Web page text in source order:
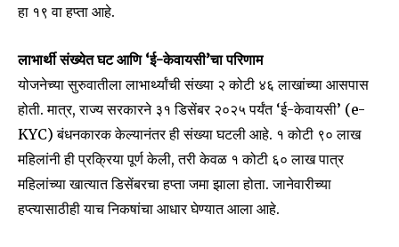
हा १९ वा हप्ता आहे.
लाभार्थी संख्येत घट आणि ‘ई-केवायसी’चा परिणाम
योजनेच्या सुरुवातीला लाभार्थ्यांची संख्या २ कोटी ४६ लाखांच्या आसपास
होती. मात्र, राज्य सरकारने ३१ डिसेंबर २०२५ पर्यंत ‘ई-केवायसी’ (e-
KYC) बंधनकारक केल्यानंतर ही संख्या घटली आहे. १ कोटी ९० लाख
महिलांनी ही प्रक्रिया पूर्ण केली, तरी केवळ १ कोटी ६० लाख पात्र
महिलांच्या खात्यात डिसेंबरचा हप्ता जमा झाला होता. जानेवारीच्या
हप्त्यासाठीही याच निकषांचा आधार घेण्यात आला आहे.